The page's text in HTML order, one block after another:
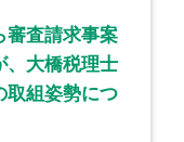
審査請求事案
、大橋税理士
取組姿勢につ